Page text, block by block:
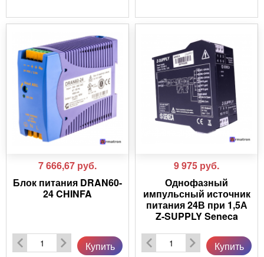
7 666,67 руб.
Блок питания DRAN60-
24 CHINFA
Купить
9 975 руб.
Однофазный
импульсный источник
питания 24В при 1,5А
Z-SUPPLY Seneca
Купить